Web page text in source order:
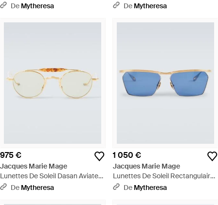
Leonard - Vert
De Mytheresa Soleil Fugue Aviateur - Marron
De Mytheresa
975 €
Jacques Marie Mage
Lunettes De Soleil Dasan Aviateur
- Neutre
De Mytheresa
1 050 €
Jacques Marie Mage
Lunettes De Soleil Rectangulaires
Bresson - Bleu
De Mytheresa